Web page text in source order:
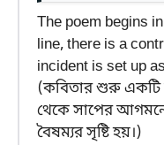
The poem begins
line, there is a
incident is set up
(কবিতার শুরু একটি
থেকে সাপের
বৈষম্যর সৃষ্টি হয়।)